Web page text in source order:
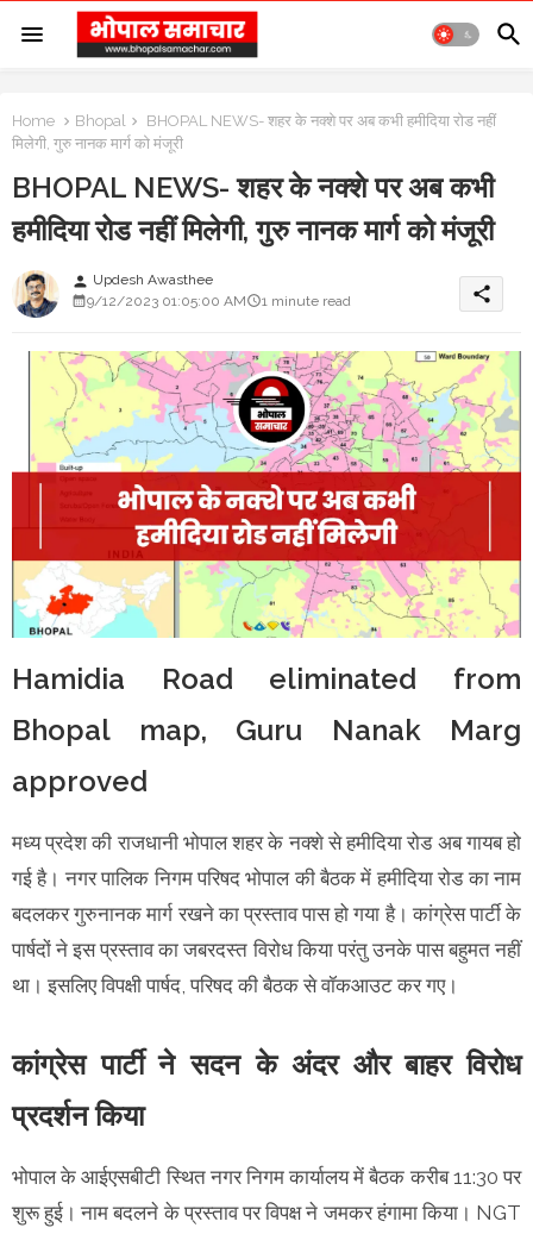
Home Bhopal
BHOPAL NEWS- शहर के नक्शे पर अब कभी हमीदिया रोड नहीं
मिलेगी, गुरु नानक मार्ग को मंजूरी
BHOPAL NEWS- शहर के नक्शे पर अब कभी
हमीदिया रोड नहीं मिलेगी, गुरु नानक मार्ग को मंजूरी
person Updesh Awasthee
9/12/2023 01:05:00 AM
1 minute read share
Hamidia Road eliminated from
Bhopal map, Guru Nanak Marg
approved
मध्य प्रदेश की राजधानी भोपाल शहर के नक्शे से हमीदिया रोड अब गायब हो
गई है। नगर पालिक निगम परिषद भोपाल की बैठक में हमीदिया रोड का नाम
बदलकर गुरुनानक मार्ग रखने का प्रस्ताव पास हो गया है। कांग्रेस पार्टी के
पार्षदों ने इस प्रस्ताव का जबरदस्त विरोध किया परंतु उनके पास बहुमत नहीं
था। इसलिए विपक्षी पार्षद, परिषद की बैठक से वॉकआउट कर गए।
कांग्रेस पार्टी ने सदन के अंदर और बाहर विरोध
प्रदर्शन किया
भोपाल के आईएसबीटी स्थित नगर निगम कार्यालय में बैठक करीब 11:30 पर
शुरू हुई। नाम बदलने के प्रस्ताव पर विपक्ष ने जमकर हंगामा किया। NGT